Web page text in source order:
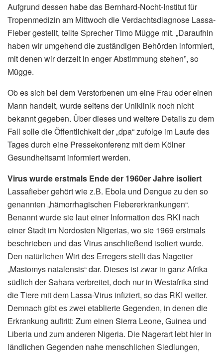
Aufgrund dessen habe das Bernhard-Nocht-Institut für
Tropenmedizin am Mittwoch die Verdachtsdiagnose Lassa-
Fieber gestellt, teilte Sprecher Timo Mügge mit. „Daraufhin
haben wir umgehend die zuständigen Behörden informiert,
mit denen wir derzeit in enger Abstimmung stehen”, so
Mügge.
Ob es sich bei dem Verstorbenen um eine Frau oder einen
Mann handelt, wurde seitens der Uniklinik noch nicht
bekannt gegeben. Über dieses und weitere Details zu dem
Fall solle die Öffentlichkeit der „dpa“ zufolge im Laufe des
Tages durch eine Pressekonferenz mit dem Kölner
Gesundheitsamt informiert werden.
Virus wurde erstmals Ende der 1960er Jahre isoliert
Lassafieber gehört wie z.B. Ebola und Dengue zu den so
genannten „hämorrhagischen Fiebererkrankungen“.
Benannt wurde sie laut einer Information des RKI nach
einer Stadt im Nordosten Nigerias, wo sie 1969 erstmals
beschrieben und das Virus anschließend isoliert wurde.
Den natürlichen Wirt des Erregers stellt das Nagetier
„Mastomys natalensis“ dar. Dieses ist zwar in ganz Afrika
südlich der Sahara verbreitet, doch nur in Westafrika sind
die Tiere mit dem Lassa-Virus infiziert, so das RKI weiter.
Demnach gibt es zwei etablierte Gegenden, in denen die
Erkrankung auftritt: Zum einen Sierra Leone, Guinea und
Liberia und zum anderen Nigeria. Die Nagerart lebt hier in
ländlichen Gegenden nahe menschlichen Siedlungen,